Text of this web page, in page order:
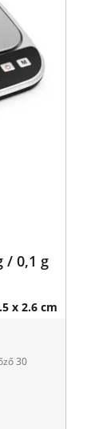
/ 0,1 g
x 2.6 cm
30